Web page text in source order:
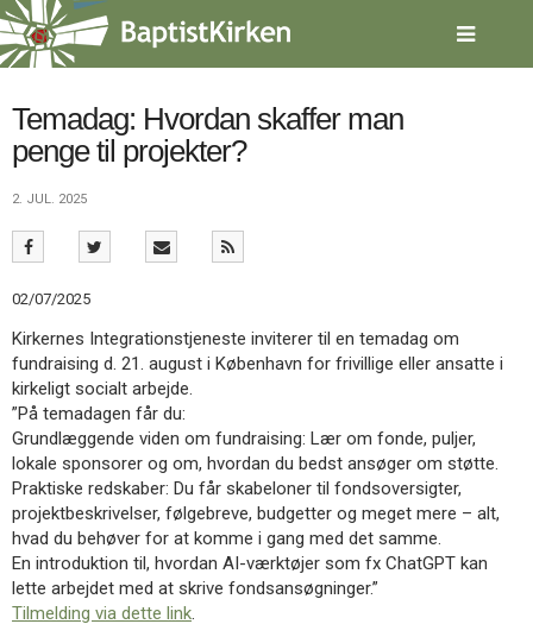
Spring
menu
over
gå
indhold Vend
forsiden
Forside
3.0:
Kalender
4.0:
Inspiration
5.0:
Værktøjskassen
6.0:
Mission
7.0:
Om
BaptistKirken
8.0:
Kontakt
9.0:
Forside
10.0:
Nyheder
11.0:
Kalender
12.0:
Inspiration
13.0:
Værktøjskassen
14.0:
Mission
Temadag: Hvordan skaffer man
penge til projekter?
2. JUL. 2025
02/07/2025
Kirkernes Integrationstjeneste inviterer til en temadag om
fundraising d. 21. august i København for frivillige eller ansatte i
kirkeligt socialt arbejde.
”På temadagen får du:
Grundlæggende viden om fundraising: Lær om fonde, puljer,
lokale sponsorer og om, hvordan du bedst ansøger om støtte.
Praktiske redskaber: Du får skabeloner til fondsoversigter,
projektbeskrivelser, følgebreve, budgetter og meget mere – alt,
hvad du behøver for at komme i gang med det samme.
En introduktion til, hvordan AI-værktøjer som fx ChatGPT kan
lette arbejdet med at skrive fondsansøgninger.”
Tilmelding via dette link.